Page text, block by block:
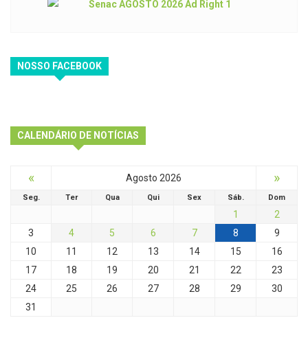
NOSSO FACEBOOK
CALENDÁRIO DE NOTÍCIAS
« Agosto 2026 »
Seg. Ter Qua Qui Sex Sáb. Dom
1
2
3
4 5 6 7 8
9
10
11 12 13 14 15
16
17
18 19 20 21 22
23
24
25 26 27 28 29
30
31